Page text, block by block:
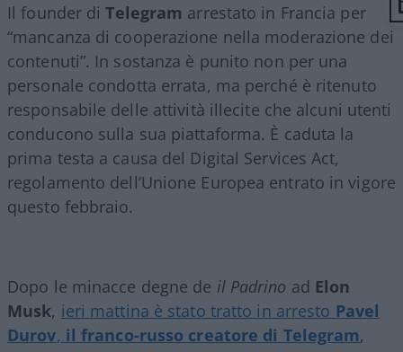
Il founder diTelegram arrestato in Francia per
“mancanza di cooperazione nella moderazione dei
contenuti”. In sostanza è punito non per una
personale condotta errata, ma perché è ritenuto
responsabile delle attività illecite che alcuni utenti
conducono sulla sua piattaforma. È caduta la
prima testa a causa del Digital Services Act,
regolamento dell’Unione Europea entrato in vigore
questo febbraio.
Dopo le minacce degne de il Padrino ad Elon
Musk, ieri mattina è stato tratto in arresto Pavel
Durov, il franco-russo creatore di Telegram,